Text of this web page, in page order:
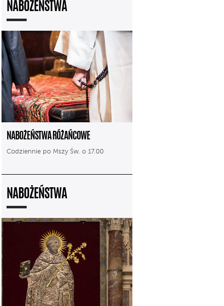
NABOŻEŃSTWA
NABOŻEŃSTWA RÓŻAŃCOWE
Codziennie po Mszy Św. o 17.00
NABOŻEŃSTWA